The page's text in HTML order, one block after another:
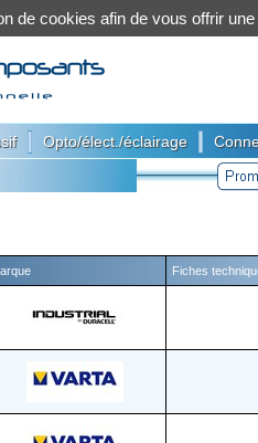
Opto/élect./éclairage
Fiches
de cookies afin de vous offrir